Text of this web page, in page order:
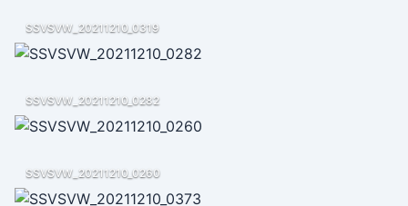
SSVSVW_20211210_0319
SSVSVW_20211210_0282
SSVSVW_20211210_0260